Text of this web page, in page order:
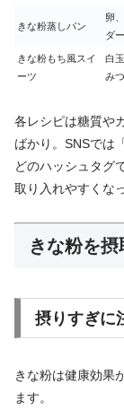
きな粉蒸しパン
卵
ダー
きな粉もち風スイ
ーツ
白
みつ
各レシピは糖質や
ばかり。SNSでは
どのハッシュタグ
取り入れやすくな
きな粉を
摂りすぎに
きな粉は健康効果
ます。